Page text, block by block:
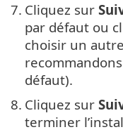
7. Cliquez sur
par défaut ou
choisir un
défaut).
8. Cliquez sur
terminer